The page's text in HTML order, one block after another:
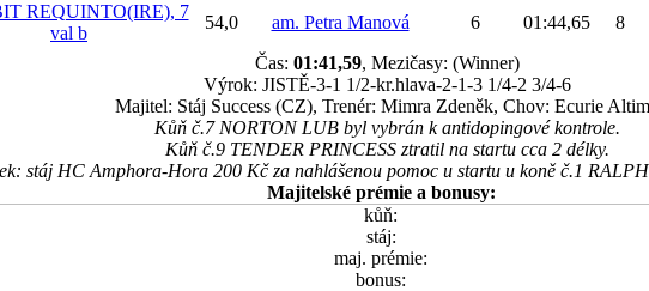
REQUINTO(IRE), 7
val b
54,0 am. Petra Manová 6 01:44,65 8
Čas: 01:41,59, Mezičasy: (Winner)
Výrok: JISTĚ-3-1 1/2-kr.hlava-2-1-3 1/4-2 3/4-6
Majitel: Stáj Success (CZ), Trenér: Mimra Zdeněk, Chov: Ecurie
Kůň č.7 NORTON LUB byl vybrán k antidopingové kontrole.
Kůň č.9 TENDER PRINCESS ztratil na startu cca 2 délky.
stáj HC Amphora-Hora 200 Kč za nahlášenou pomoc u startu u koně č.1
Majitelské prémie a bonusy:
kůň:
stáj:
maj. prémie:
bonus: